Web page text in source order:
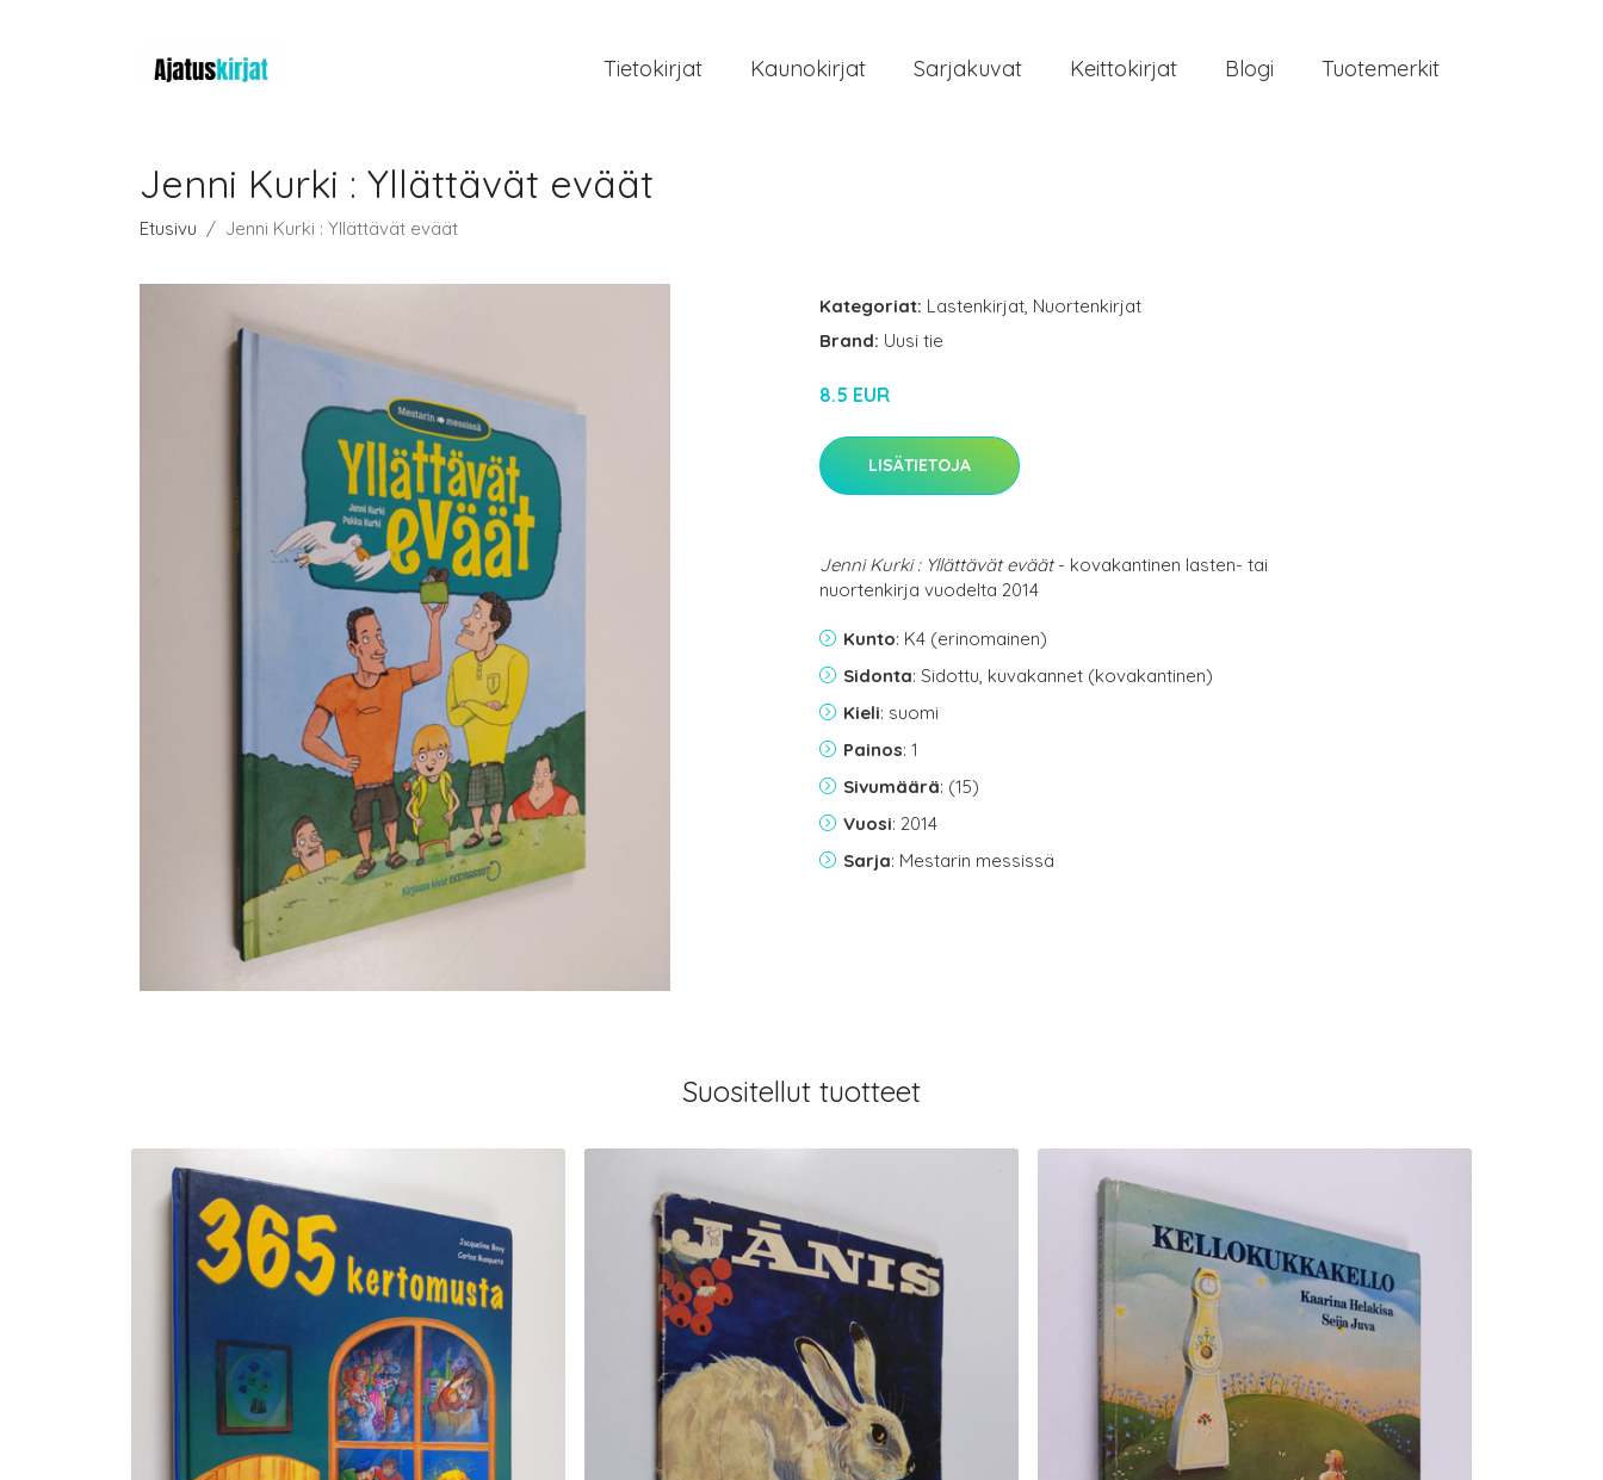
Tietokirjat Kaunokirjat Sarjakuvat Keittokirjat Blogi Tuotemerkit
Jenni Kurki : Yllättävät eväät
Etusivu Jenni Kurki : Yllättävät eväät
Kategoriat: Lastenkirjat, Nuortenkirjat
Brand: Uusi tie
8.5 EUR
LISÄTIETOJA
Jenni Kurki : Yllättävät eväät- kovakantinen lasten- tai
nuortenkirja vuodelta 2014
Kunto: K4 (erinomainen)
Sidonta: Sidottu, kuvakannet (kovakantinen)
Kieli: suomi
Painos: 1
Sivumäärä: (15)
Vuosi: 2014
Sarja: Mestarin messissä
Suositellut tuotteet